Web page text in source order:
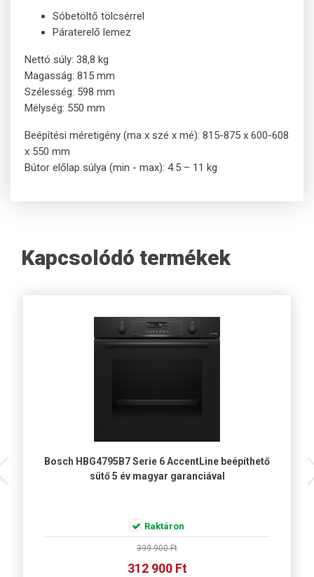
Sóbetöltő tölcsérrel
Páraterelő lemez
Nettó súly: 38,8 kg
Magasság: 815 mm
Szélesség: 598 mm
Mélység: 550 mm
Beépítési méretigény (ma x szé x mé): 815-875 x 600-608
x 550 mm
Bútor előlap súlya (min - max): 4.5 – 11 kg
Kapcsolódó termékek
Bosch HBG4795B7 Serie 6 AccentLine beépíthető
sütő 5 év magyar garanciával
Raktáron
399 900 Ft
312 900 Ft